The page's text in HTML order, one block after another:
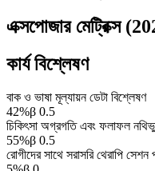
এক্সপোজার মেট্রিক্স
কার্য বিশ্লেষণ
বাক ও ভাষা মূল্যায়ন ডেটা বিশ্লেষণ
42%β 0.5
চিকিৎসা অগ্রগতি এবং ফলাফল
55%β 0.5
রোগীদের সাথে সরাসরি থেরাপি সেশন